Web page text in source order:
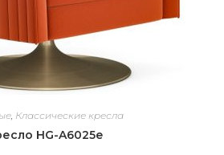
Классические кресла
HG-A6025e